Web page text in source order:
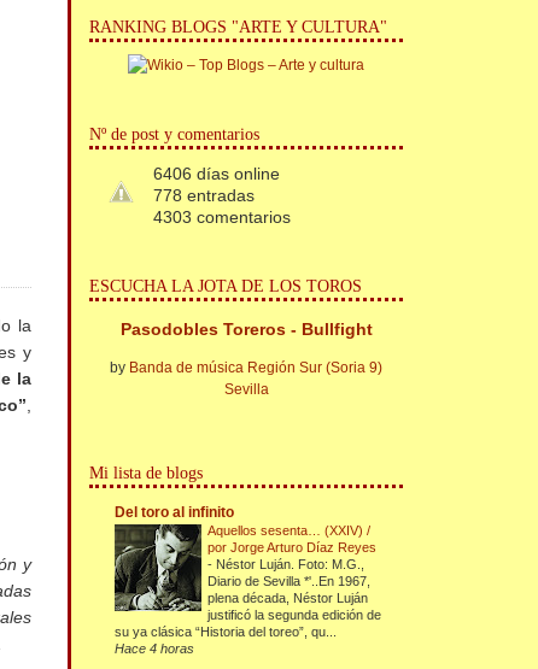
la
y
la
y
RANKING BLOGS "ARTE Y CULTURA"
Nº de post y comentarios
6406 días online
778 entradas
4303 comentarios
ESCUCHA LA JOTA DE LOS TOROS
Pasodobles Toreros - Bullfight
by Banda de música Región Sur (Soria 9)
Sevilla
Mi lista de blogs
Del toro al infinito
Aquellos sesenta… (XXIV) /
por Jorge Arturo Díaz Reyes
- Néstor Luján. Foto: M.G.,
Diario de Sevilla *'..En 1967,
plena década, Néstor Luján
justificó la segunda edición de
su ya clásica “Historia del toreo”, qu...
Hace 4 horas